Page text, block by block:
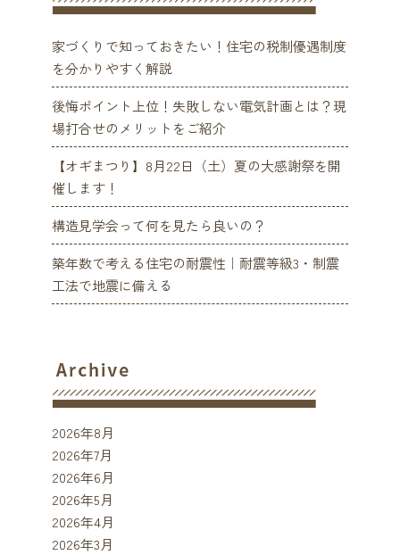
家づくりで知っておきたい！住宅の税制優遇制度
を分かりやすく解説
後悔ポイント上位！失敗しない電気計画とは？現
場打合せのメリットをご紹介
【オギまつり】8月22日（土）夏の大感謝祭を開
催します！
構造見学会って何を見たら良いの？
築年数で考える住宅の耐震性｜耐震等級3・制震
工法で地震に備える
2026年8月
2026年7月
2026年6月
2026年5月
2026年4月
2026年3月